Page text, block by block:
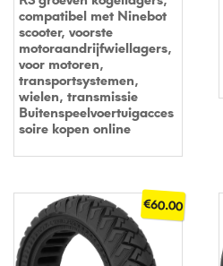
compatibel met Ninebot
scooter, voorste
motoraandrijfwiellagers,
voor motoren,
transportsystemen,
wielen, transmissie
Buitenspeelvoertuigacces
soire kopen online
€60.00